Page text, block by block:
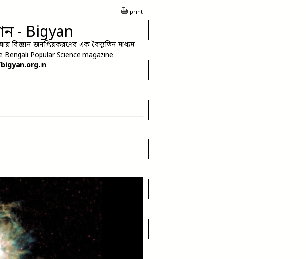
print
- Bigyan
বিজ্ঞান জনপ্রিয়করণের এক বৈদ্যুতিন মাধ্যম
Bengali Popular Science magazine